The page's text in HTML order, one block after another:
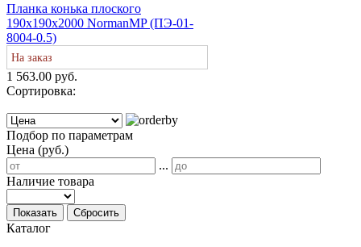
Планка конька плоского
190х190х2000 NormanMP (ПЭ-01-
8004-0.5)
На заказ
1 563.00 руб.
Сортировка:
Подбор по параметрам
Цена (руб.)
...
Наличие товара
Показать Сбросить
Каталог